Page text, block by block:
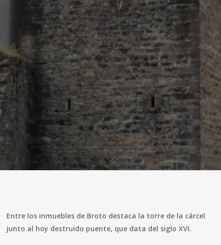
Entre los inmuebles de Broto destaca la torre de la cárcel
junto al hoy destruido puente, que data del siglo XVI.